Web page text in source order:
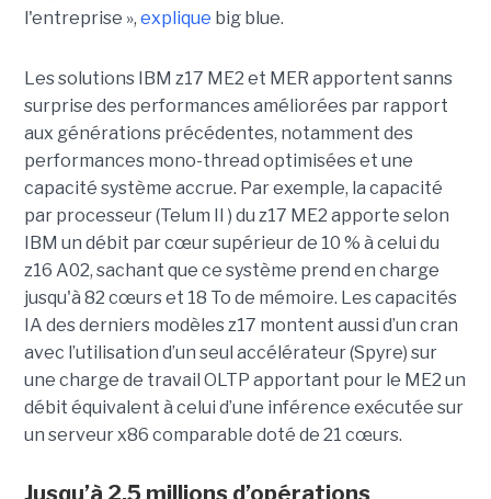
l'entreprise », explique big blue.
Les solutions IBM z17 ME2 et MER apportent sanns
surprise des performances améliorées par rapport
aux générations précédentes, notamment des
performances mono-thread optimisées et une
capacité système accrue. Par exemple, la capacité
par processeur (Telum II ) du z17 ME2 apporte selon
IBM un débit par cœur supérieur de 10 % à celui du
z16 A02, sachant que ce système prend en charge
jusqu'à 82 cœurs et 18 To de mémoire. Les capacités
IA des derniers modèles z17 montent aussi d’un cran
avec l’utilisation d’un seul accélérateur (Spyre) sur
une charge de travail OLTP apportant pour le ME2 un
débit équivalent à celui d’une inférence exécutée sur
un serveur x86 comparable doté de 21 cœurs.
Jusqu’à 2,5 millions d’opérations